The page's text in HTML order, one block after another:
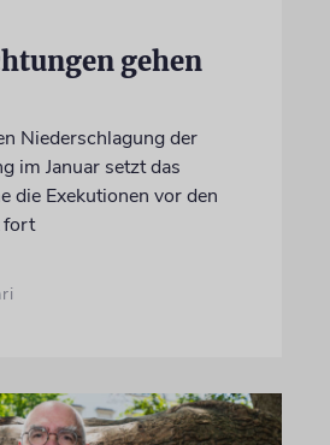
gehen
Niederschlagung der
im Januar setzt das
die Exekutionen vor den
fort